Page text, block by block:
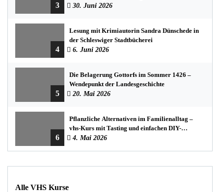
3
und Jugendliche
30. Juni 2026
4
Lesung mit Krimiautorin Sandra Dünschede in
der Schleswiger Stadtbücherei
6. Juni 2026
5
Die Belagerung Gottorfs im Sommer 1426 –
Wendepunkt der Landesgeschichte
20. Mai 2026
6
Pflanzliche Alternativen im Familienalltag –
vhs-Kurs mit Tasting und einfachen DIY-
Rezepten
4. Mai 2026
Alle VHS Kurse